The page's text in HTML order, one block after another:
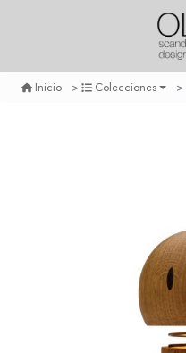
Inicio Colecciones